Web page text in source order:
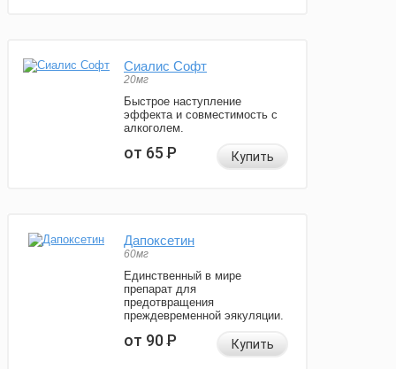
Сиалис Софт
20мг
Быстрое наступление
эффекта и совместимость с
алкоголем.
от 65Р Купить
Дапоксетин
60мг
Единственный в мире
препарат для
предотвращения
преждевременной эякуляции.
от 90Р Купить